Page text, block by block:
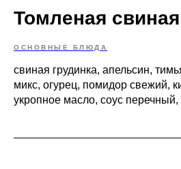
Томленая
ОСНОВНЫЕ БЛЮДА
свиная грудинка, апельсин,
микс, огурец, помидор свежий,
укропное масло, соус перечный,